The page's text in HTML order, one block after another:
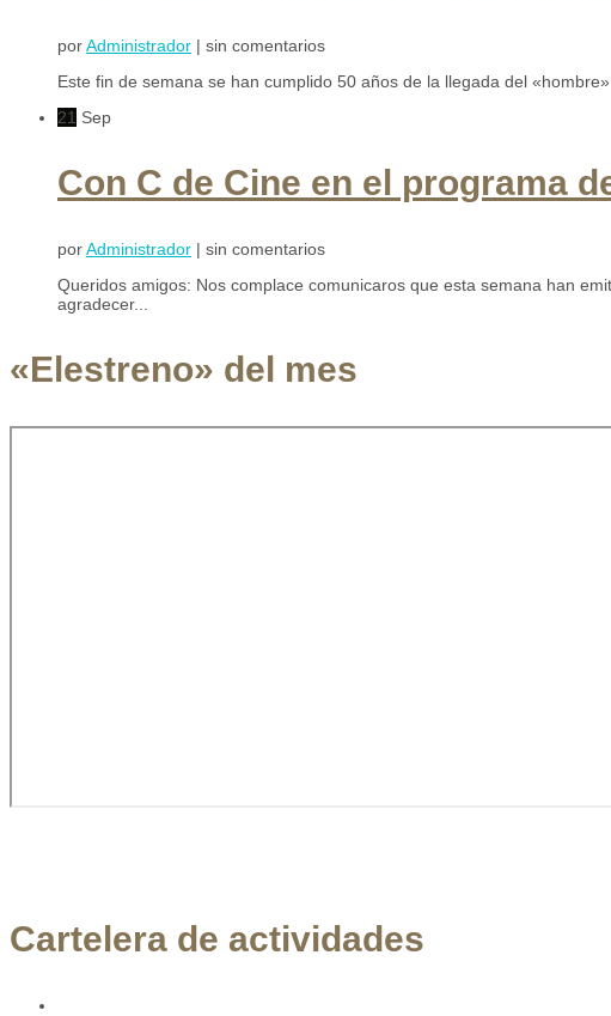
porAdministrador | sin comentarios
Este fin de semana se han cumplido 50 años de la llegada del
21 Sep
Con C de Cine en el programa
porAdministrador | sin comentarios
Queridos amigos: Nos complace comunicaros que esta semana han
agradecer...
«Elestreno» del mes
Cartelera de actividades